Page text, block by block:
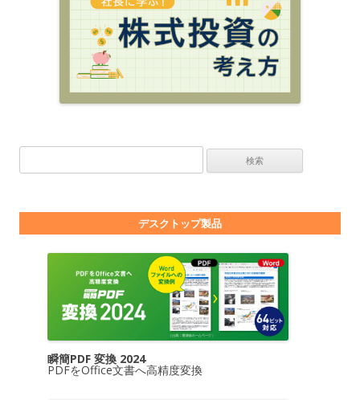
デスクトップ製品
瞬簡PDF 変換 2024
PDFをOffice文書へ高精度変換